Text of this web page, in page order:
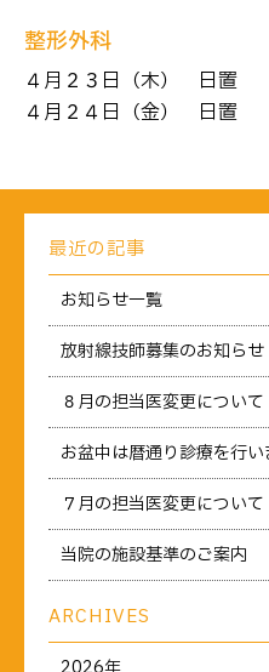
整形外科
４月２３日（木）
４月２４日（金） 日
最近の記事
お知らせ一覧
放射線技師募集のお知らせ
８月の担当医変更について
お盆中は暦通り診療を行い
７月の担当医変更について
当院の施設基準のご案内
ARCHIVES